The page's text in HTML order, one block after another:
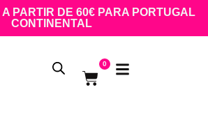
A PARTIR DE 60€ PARA PORTUGAL
CONTINENTAL
0